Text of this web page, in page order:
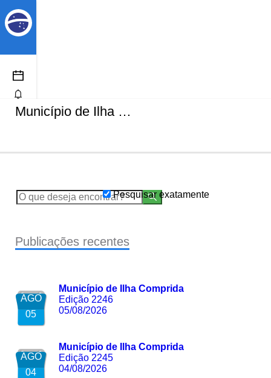
Município de Ilha Comprida
Pesquisar exatamente
Publicações recentes
AGO
05
Município de Ilha Comprida
Edição 2246
05/08/2026
AGO
04
Município de Ilha Comprida
Edição 2245
04/08/2026